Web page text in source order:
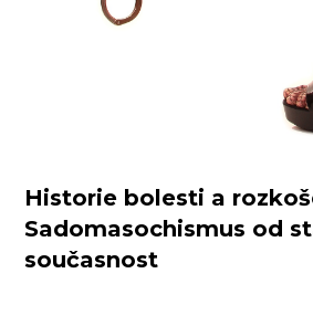
Historie bolesti a
Sadomasochismus od
současnost